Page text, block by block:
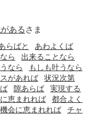
あるさま
らばと
あわよくば
ら
出来ることなら
なら
もしも叶うなら
があれば
状況次第
隙あらば
実現する
恵まれれば
都合よく
機会に恵まれれば
チャ